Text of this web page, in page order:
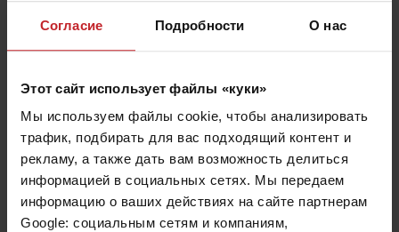
Согласие Подробности О нас
Этот сайт использует файлы «куки»
Мы используем файлы cookie, чтобы анализировать
трафик, подбирать для вас подходящий контент и
рекламу, а также дать вам возможность делиться
информацией в социальных сетях. Мы передаем
информацию о ваших действиях на сайте партнерам
Google: социальным сетям и компаниям,
После уборки кукурузы необходимо решить две
которые могут снизить качество последующего
урожая. CrossCutter Disc отлично справляется с
обеими задачами, обеспечивая более быстрое
измельчение пожнивных остатков при
минимальных затратах. Преимущество CrossCutter
Disc перед мульчировщиками заключается в том,